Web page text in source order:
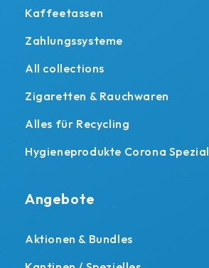
Kaffeetassen
Zahlungssysteme
All collections
Zigaretten & Rauchwaren
Alles für Recycling
Hygieneprodukte Corona Spezial
Angebote
Aktionen & Bundles